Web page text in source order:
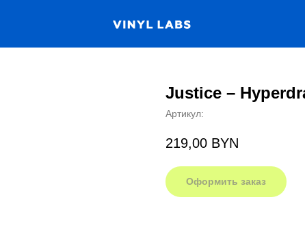
Justice –
Артикул:
219,00 BYN
Оформить заказ